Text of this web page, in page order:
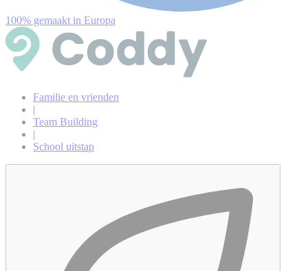
100% gemaakt in Europa
Familie en vrienden
|
Team Building
|
School uitstap